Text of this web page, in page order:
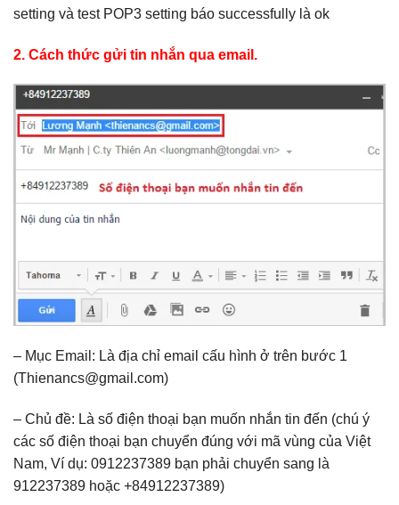
setting và test POP3 setting báo successfully là ok
2. Cách thức gửi tin nhắn qua email.
– Mục Email: Là địa chỉ email cấu hình ở trên bước 1
(Thienancs@gmail.com)
– Chủ đề: Là số điện thoại bạn muốn nhắn tin đến (chú ý
các số điện thoại bạn chuyển đúng với mã vùng của Việt
Nam, Ví dụ: 0912237389 bạn phải chuyển sang là
912237389 hoặc +84912237389)